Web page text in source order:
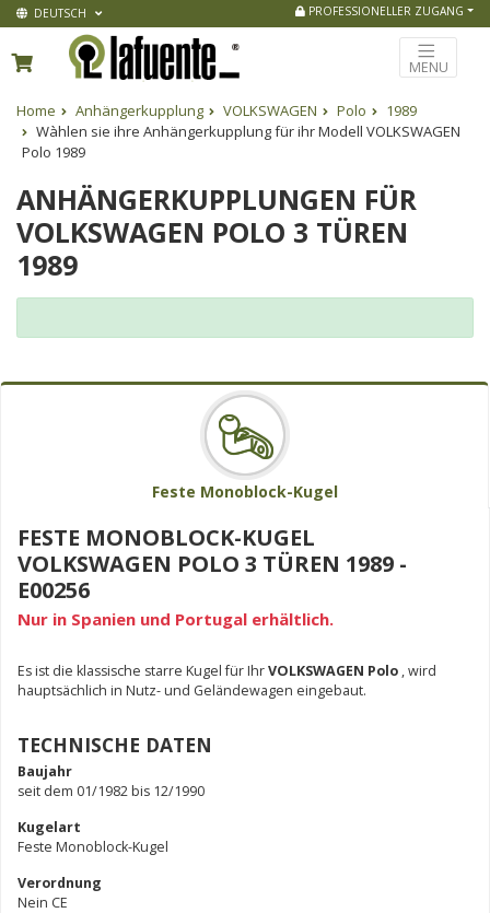
DEUTSCH PROFESSIONELLER ZUGANG
MENU
Home Anhängerkupplung VOLKSWAGEN Polo
1989
Wàhlen sie ihre Anhängerkupplung für ihr Modell VOLKSWAGEN
Polo 1989
ANHÄNGERKUPPLUNGEN FÜR
VOLKSWAGEN POLO 3 TÜREN
1989
Feste Monoblock-Kugel
FESTE MONOBLOCK-KUGEL
VOLKSWAGEN POLO 3 TÜREN 1989 -
E00256
Nur in Spanien und Portugal erhältlich.
Es ist die klassische starre Kugel für IhrVOLKSWAGEN Polo , wird
hauptsächlich in Nutz- und Geländewagen eingebaut.
TECHNISCHE DATEN
Baujahr
seit dem 01/1982 bis 12/1990
Kugelart
Feste Monoblock-Kugel
Verordnung
Nein CE